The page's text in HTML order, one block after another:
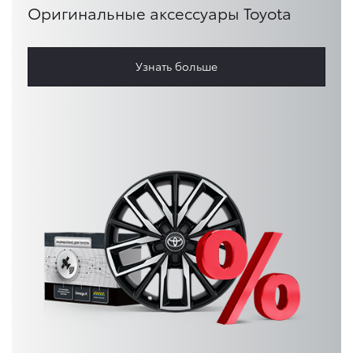
Оригинальные аксессуары Toyota
Узнать больше